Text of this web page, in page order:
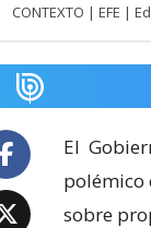
CONTEXTO | EFE |
El
polémico
sobre